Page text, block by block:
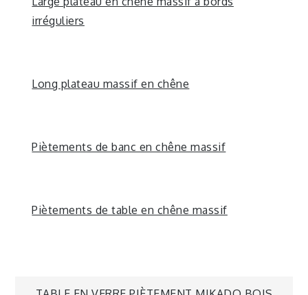
irréguliers
Long plateau massif en chêne
Piètements de banc en chêne massif
Piètements de table en chêne massif